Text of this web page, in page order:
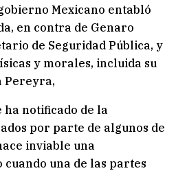
Mexicano entabló
en contra de Genaro
de Seguridad Pública, y
y morales, incluida su
Pereyra,
ha notificado de la
por parte de algunos de
inviable una
una de las partes